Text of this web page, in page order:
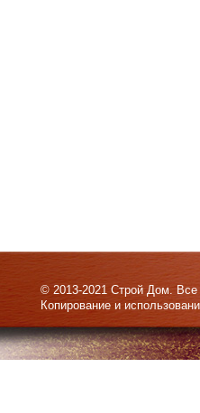
© 2013-2021 Строй Дом. Все
Копирование и